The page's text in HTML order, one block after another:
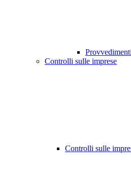
Controlli sulle imprese
Controlli sulle